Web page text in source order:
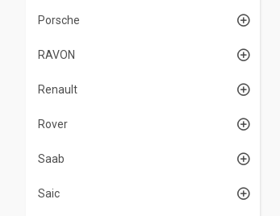
Porsche
RAVON
Renault
Rover
Saab
Saic